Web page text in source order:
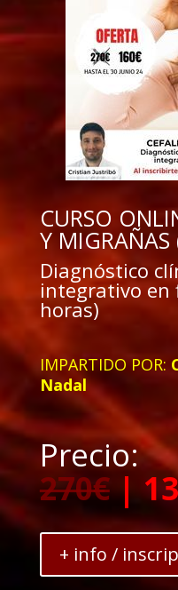
CURSO
Y MIGRAÑAS
Diagnóstico
integrativo en
horas)
IMPARTIDO POR:
Nadal
Precio:
270€|
+ info /